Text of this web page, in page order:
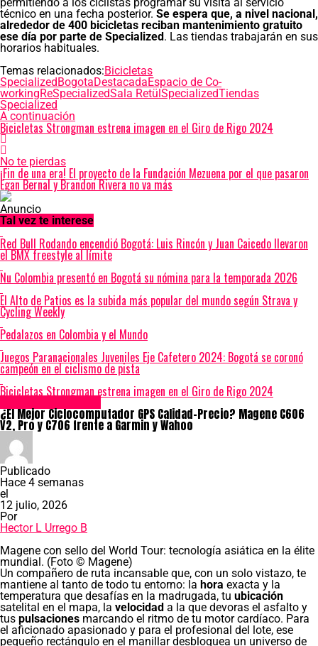
técnico en una fecha posterior. Se espera que, a nivel nacional,
alrededor de 400 bicicletas reciban mantenimiento gratuito
ese día por parte de Specialized. Las tiendas trabajarán en sus
horarios habituales.
Temas relacionados:Bicicletas
SpecializedBogotaDestacadaEspacio de Co-
workingReSpecializedSala RetülSpecializedTiendas
Specialized
A continuación
Bicicletas Strongman estrena imagen en el Giro de Rigo 2024
No te pierdas
¡Fin de una era! El proyecto de la Fundación Mezuena por el que pasaron
Egan Bernal y Brandon Rivera no va más
Anuncio
Tal vez te interese
Red Bull Rodando encendió Bogotá: Luis Rincón y Juan Caicedo llevaron
el BMX freestyle al límite
Nu Colombia presentó en Bogotá su nómina para la temporada 2026
El Alto de Patios es la subida más popular del mundo según Strava y
Cycling Weekly
Pedalazos en Colombia y el Mundo
Juegos Paranacionales Juveniles Eje Cafetero 2024: Bogotá se coronó
campeón en el ciclismo de pista
Bicicletas Strongman estrena imagen en el Giro de Rigo 2024
¿El Mejor Ciclocomputador GPS Calidad-Precio? Magene C606
V2, Pro y C706 frente a Garmin y Wahoo
Publicado
Hace 4 semanas
el
12 julio, 2026
Por
Hector L Urrego B
Magene con sello del World Tour: tecnología asiática en la élite
mundial. (Foto © Magene)
Un compañero de ruta incansable que, con un solo vistazo, te
mantiene al tanto de todo tu entorno: la hora exacta y la
temperatura que desafías en la madrugada, tu ubicación
satelital en el mapa, la velocidad a la que devoras el asfalto y
tus pulsaciones marcando el ritmo de tu motor cardíaco. Para
el aficionado apasionado y para el profesional del lote, ese
pequeño rectángulo en el manillar desbloquea un universo de